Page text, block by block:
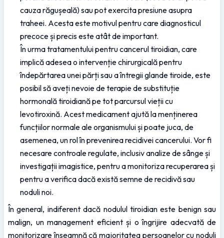
cauza răgușeală) sau pot exercita presiune asupra
traheei. Acesta este motivul pentru care diagnosticul
precoce și precis este atât de important.
În urma tratamentului pentru cancerul tiroidian, care
implică adesea o intervenție chirurgicală pentru
îndepărtarea unei părți sau a întregii glande tiroide, este
posibil să aveți nevoie de terapie de substituție
hormonală tiroidiană pe tot parcursul vieții cu
levotiroxină. Acest medicament ajută la menținerea
funcțiilor normale ale organismului și poate juca, de
asemenea, un rol în prevenirea recidivei cancerului. Vor fi
necesare controale regulate, inclusiv analize de sânge și
investigații imagistice, pentru a monitoriza recuperarea și
pentru a verifica dacă există semne de recidivă sau
noduli noi.
În general, indiferent dacă nodulul tiroidian este benign sau
malign, un management eficient și o îngrijire adecvată de
monitorizare înseamnă că majoritatea persoanelor cu noduli